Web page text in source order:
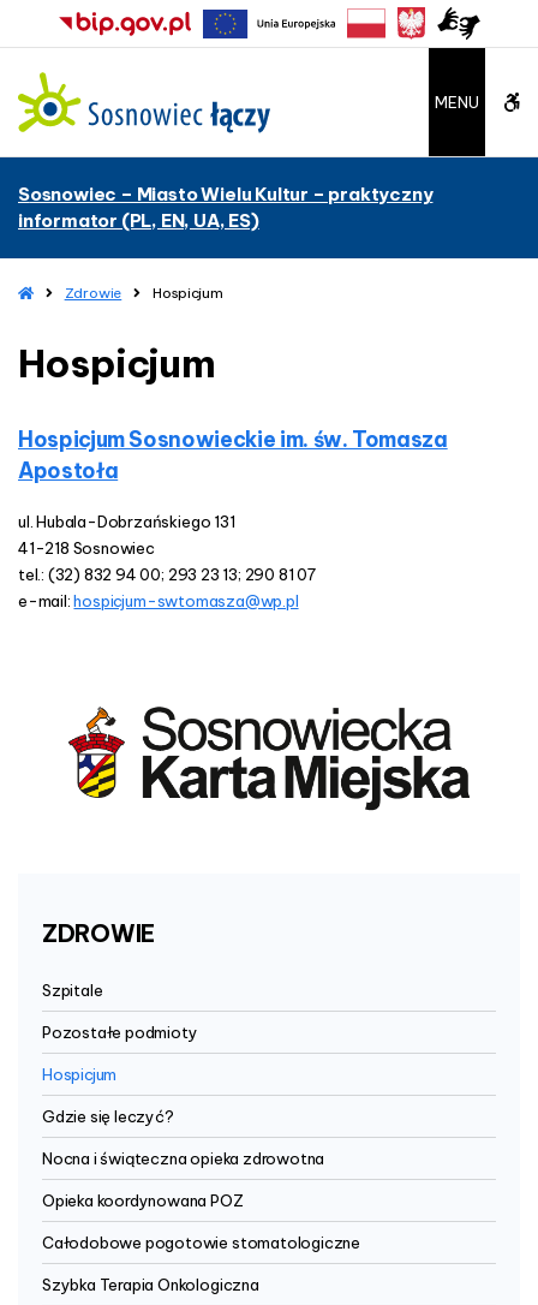
W
C
G
MENU
Sosnowiec – Miasto Wielu Kultur – praktyczny
informator (PL, EN, UA, ES)
H
Zdrowie Hospicjum
Hospicjum
Hospicjum Sosnowieckie im. św. Tomasza
Apostoła
ul. Hubala-Dobrzańskiego 131
41-218 Sosnowiec
tel.: (32) 832 94 00; 293 23 13; 290 81 07
e-mail:hospicjum-swtomasza@wp.pl
ZDROWIE
Szpitale
Pozostałe podmioty
Hospicjum
Gdzie się leczyć?
Nocna i świąteczna opieka zdrowotna
Opieka koordynowana POZ
Całodobowe pogotowie stomatologiczne
Szybka Terapia Onkologiczna